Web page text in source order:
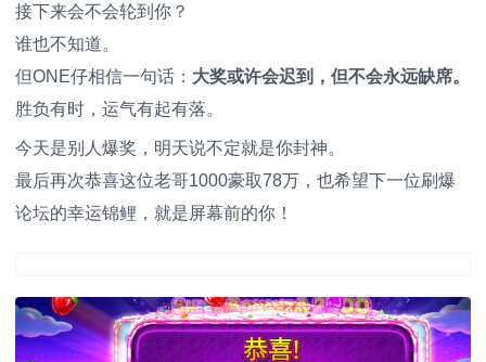
接下来会不会轮到你？
谁也不知道。
但ONE仔相信一句话： 大奖或许会迟到，但不会永远缺席。
胜负有时，运气有起有落。
今天是别人爆奖，明天说不定就是你封神。
最后再次恭喜这位老哥1000豪取78万，也希望下一位刷爆
论坛的幸运锦鲤，就是屏幕前的你！